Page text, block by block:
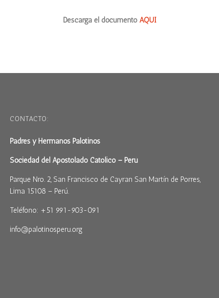
Descarga el documento AQUÍ
CONTACTO:
Padres y Hermanos Palotinos
Sociedad del Apostolado Católico – Perú
Parque Nro. 2, San Francisco de Cayran San Martín de Porres,
Lima 15108 – Perú.
Teléfono: +51 991-903-091
info@palotinosperu.org